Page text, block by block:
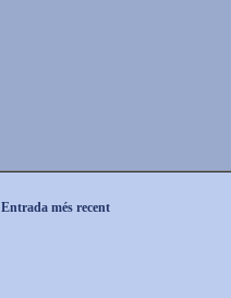
Entrada més recent